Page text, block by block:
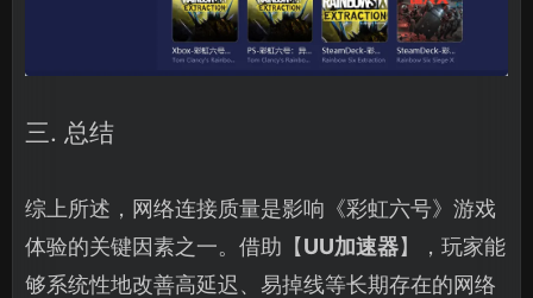
三. 总结
综上所述，网络连接质量是影响《彩虹六号》游戏
体验的关键因素之一。借助【UU加速器】，玩家能
够系统性地改善高延迟、易掉线等长期存在的网络